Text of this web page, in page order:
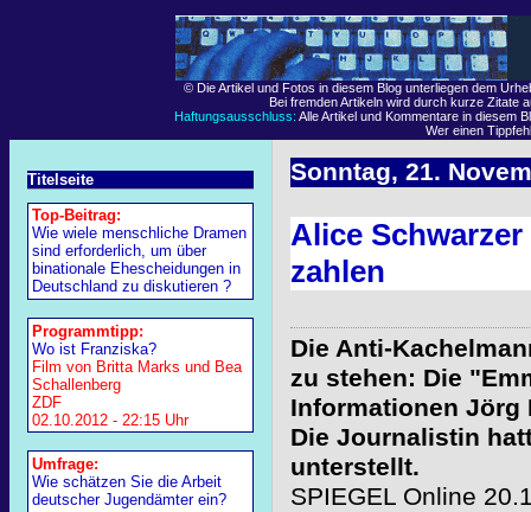
© Die Artikel und Fotos in diesem Blog unterliegen dem
Bei fremden Artikeln wird durch kurze Zitate
Haftungsausschluss: Alle Artikel und Kommentare in diesem
Wer einen
Titelseite
Top-Beitrag:
Wie wiele menschliche Dramen
sind erforderlich, um über
binationale Ehescheidungen in
Deutschland zu diskutieren ?
Programmtipp:
Wo ist Franziska?
Film von Britta Marks und Bea
Schallenberg
ZDF
02.10.2012 - 22:15 Uhr
Umfrage:
Wie schätzen Sie die Arbeit
deutscher Jugendämter ein?
Sonntag, 21.
Alice
zahlen
Die Anti-
zu stehen: Die
Informationen Jörg
Die Journalistin
unterstellt.
SPIEGEL Online